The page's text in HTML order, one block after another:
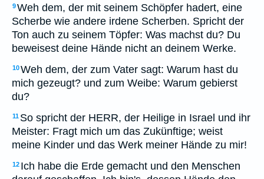
9Weh dem, der mit seinem Schöpfer hadert, eine
Scherbe wie andere irdene Scherben. Spricht der
Ton auch zu seinem Töpfer: Was machst du? Du
beweisest deine Hände nicht an deinem Werke.
10Weh dem, der zum Vater sagt: Warum hast du
mich gezeugt? und zum Weibe: Warum gebierst
du?
11 So spricht der HERR, der Heilige in Israel und ihr
Meister: Fragt mich um das Zukünftige; weist
meine Kinder und das Werk meiner Hände zu mir!
12 Ich habe die Erde gemacht und den Menschen